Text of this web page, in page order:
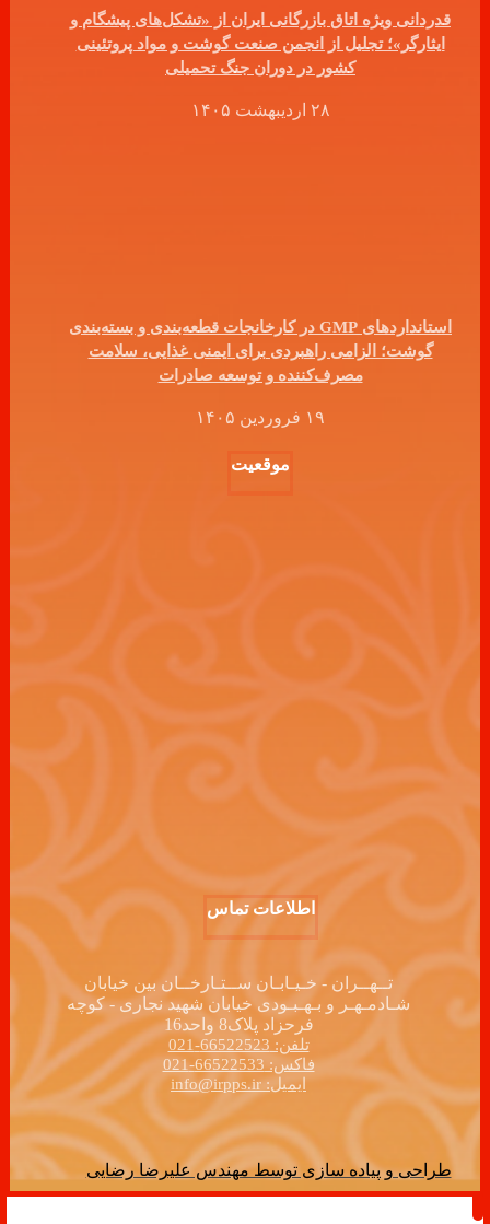
قدردانی ویژه اتاق بازرگانی ایران از «تشکل‌های پیشگام و
ایثارگر»؛ تجلیل از انجمن صنعت گوشت و مواد پروتئینی
کشور در دوران جنگ تحمیلی
۲۸ اردیبهشت ۱۴۰۵
استانداردهای GMP در کارخانجات قطعه‌بندی و بسته‌بندی
گوشت؛ الزامی راهبردی برای ایمنی غذایی، سلامت
مصرف‌کننده و توسعه صادرات
۱۹ فروردین ۱۴۰۵
موقعیت
اطلاعات تماس
تــهــران - خـیـابـان ســتـارخــان بین خیابان
شـادمـهـر و بـهـبـودی خیابان شهید نجاری - کوچه
فرحزاد پلاک8 واحد16
تلفن: 66522523-021
فاکس: 66522533-021
ایمیل: info@irpps.ir
طراحی و پیاده سازی توسط مهندس علیرضا رضایی